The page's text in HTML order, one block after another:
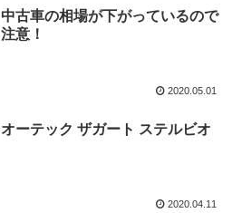
中古車の相場が下がっているので
注意！
2020.05.01
オーテック ザガート ステルビオ
2020.04.11